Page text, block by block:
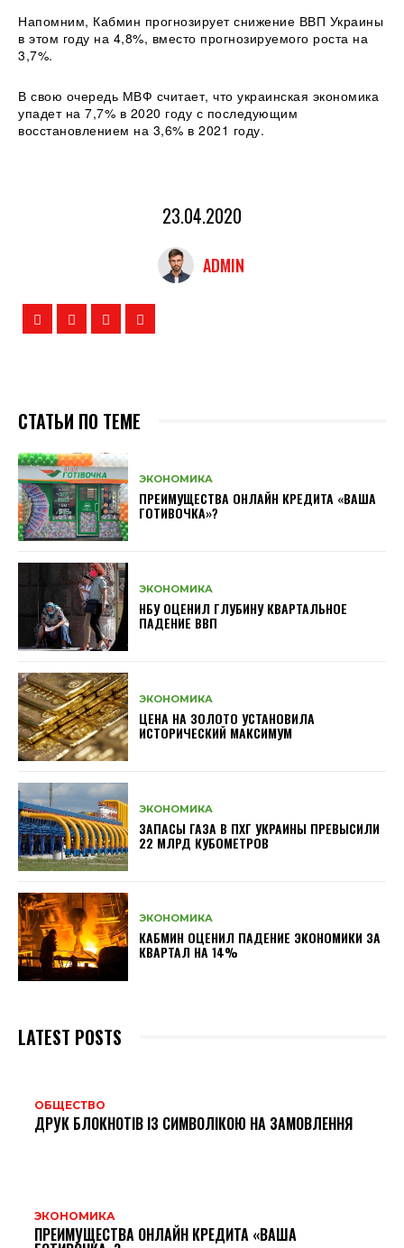
Напомним, Кабмин прогнозирует снижение ВВП Украины
в этом году на 4,8%, вместо прогнозируемого роста на
3,7%.
В свою очередь МВФ считает, что украинская экономика
упадет на 7,7% в 2020 году с последующим
восстановлением на 3,6% в 2021 году.
23.04.2020
ADMIN
СТАТЬИ ПО ТЕМЕ
ЭКОНОМИКА
ПРЕИМУЩЕСТВА ОНЛАЙН КРЕДИТА «ВАША
ГОТИВОЧКА»?
ЭКОНОМИКА
НБУ ОЦЕНИЛ ГЛУБИНУ КВАРТАЛЬНОЕ
ПАДЕНИЕ ВВП
ЭКОНОМИКА
ЦЕНА НА ЗОЛОТО УСТАНОВИЛА
ИСТОРИЧЕСКИЙ МАКСИМУМ
ЭКОНОМИКА
ЗАПАСЫ ГАЗА В ПХГ УКРАИНЫ ПРЕВЫСИЛИ
22 МЛРД КУБОМЕТРОВ
ЭКОНОМИКА
КАБМИН ОЦЕНИЛ ПАДЕНИЕ ЭКОНОМИКИ ЗА
КВАРТАЛ НА 14%
LATEST POSTS
ОБЩЕСТВО
ДРУК БЛОКНОТІВ ІЗ СИМВОЛІКОЮ НА ЗАМОВЛЕННЯ
ЭКОНОМИКА
ПРЕИМУЩЕСТВА ОНЛАЙН КРЕДИТА «ВАША